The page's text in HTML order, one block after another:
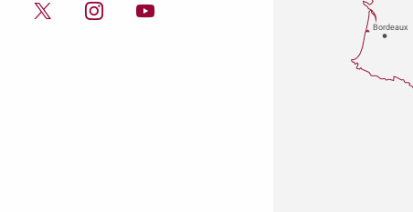
Bordeaux